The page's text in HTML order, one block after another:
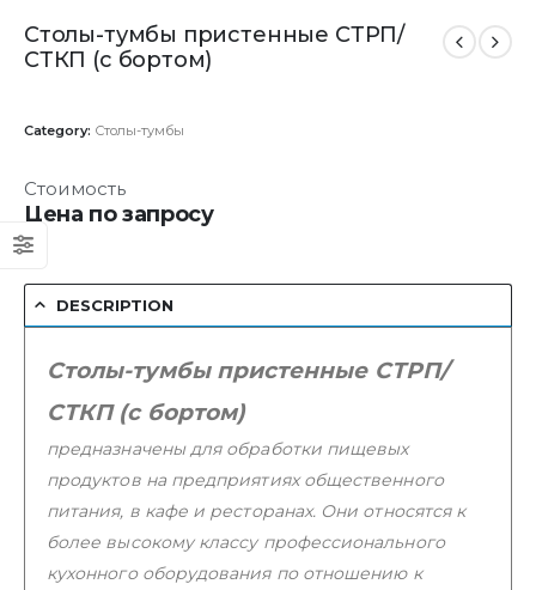
Столы-тумбы пристенные СТРП/
СТКП (с бортом)
Category: Столы-тумбы
Стоимость
Цена по запросу
DESCRIPTION
Столы-тумбы пристенные СТРП/
СТКП (с бортом)
предназначены для обработки пищевых
продуктов на предприятиях общественного
питания, в кафе и ресторанах. Они относятся к
более высокому классу профессионального
кухонного оборудования по отношению к